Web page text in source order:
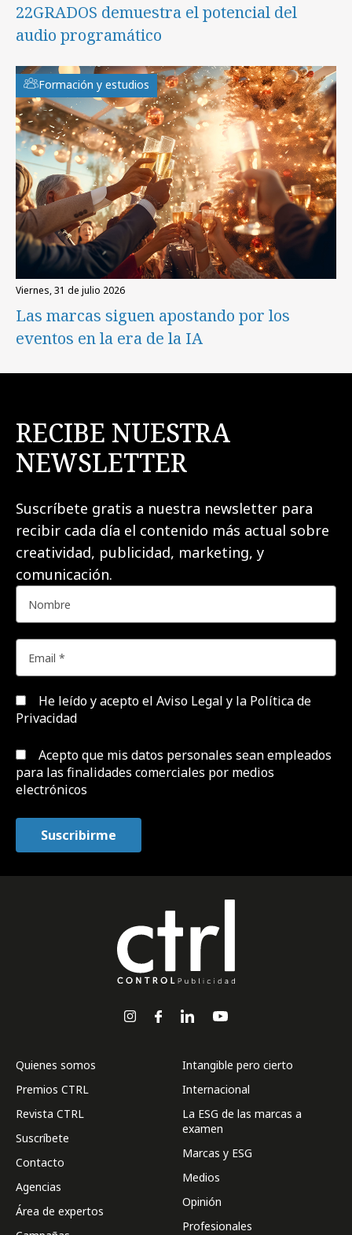
22GRADOS demuestra el potencial del
audio programático
Formación y estudios
viernes, 31 de julio 2026
Las marcas siguen apostando por los
eventos en la era de la IA
RECIBE NUESTRA
NEWSLETTER
Suscríbete gratis a nuestra newsletter para
recibir cada día el contenido más actual sobre
creatividad, publicidad, marketing, y
comunicación.
He leído y acepto el Aviso Legal y la Política de
Privacidad
Acepto que mis datos personales sean empleados
para las finalidades comerciales por medios
electrónicos
Quienes somos
Premios CTRL
Revista CTRL
Suscríbete
Contacto
Agencias
Área de expertos
Intangible pero cierto
Internacional
La ESG de las marcas a
examen
Marcas y ESG
Medios
Opinión
Profesionales